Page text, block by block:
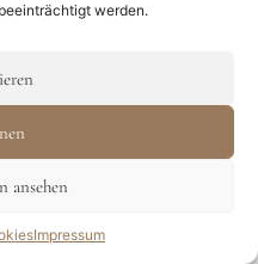
werden.
ansehen
Impressum